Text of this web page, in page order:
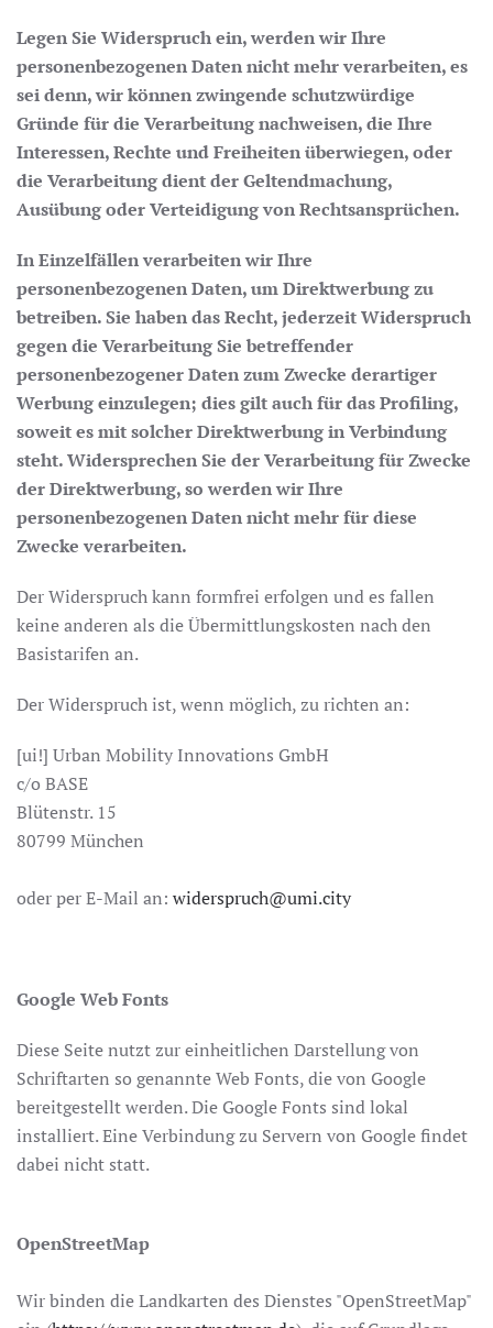
Legen Sie Widerspruch ein, werden wir Ihre
personenbezogenen Daten nicht mehr verarbeiten, es
sei denn, wir können zwingende schutzwürdige
Gründe für die Verarbeitung nachweisen, die Ihre
Interessen, Rechte und Freiheiten überwiegen, oder
die Verarbeitung dient der Geltendmachung,
Ausübung oder Verteidigung von Rechtsansprüchen.
In Einzelfällen verarbeiten wir Ihre
personenbezogenen Daten, um Direktwerbung zu
betreiben. Sie haben das Recht, jederzeit Widerspruch
gegen die Verarbeitung Sie betreffender
personenbezogener Daten zum Zwecke derartiger
Werbung einzulegen; dies gilt auch für das Profiling,
soweit es mit solcher Direktwerbung in Verbindung
steht. Widersprechen Sie der Verarbeitung für Zwecke
der Direktwerbung, so werden wir Ihre
personenbezogenen Daten nicht mehr für diese
Zwecke verarbeiten.
Der Widerspruch kann formfrei erfolgen und es fallen
keine anderen als die Übermittlungskosten nach den
Basistarifen an.
Der Widerspruch ist, wenn möglich, zu richten an:
[ui!] Urban Mobility Innovations GmbH
c/o BASE
Blütenstr. 15
80799 München
oder per E-Mail an: widerspruch@umi.city
Google Web Fonts
Diese Seite nutzt zur einheitlichen Darstellung von
Schriftarten so genannte Web Fonts, die von Google
bereitgestellt werden. Die Google Fonts sind lokal
installiert. Eine Verbindung zu Servern von Google findet
dabei nicht statt.
OpenStreetMap
Wir binden die Landkarten des Dienstes "OpenStreetMap"